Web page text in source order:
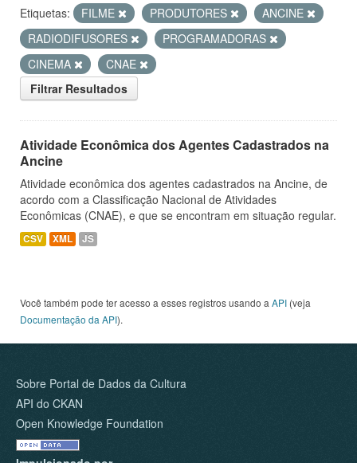
Etiquetas: FILME PRODUTORES
ANCINE
RADIODIFUSORES
PROGRAMADORAS
CINEMA
CNAE
Filtrar Resultados
Atividade Econômica dos Agentes Cadastrados na
Ancine
Atividade econômica dos agentes cadastrados na Ancine, de
acordo com a Classificação Nacional de Atividades
Econômicas (CNAE), e que se encontram em situação regular.
CSV XML JS
Você também pode ter acesso a esses registros usando a API (veja
Documentação da API).
Sobre Portal de Dados da Cultura
API do CKAN
Open Knowledge Foundation